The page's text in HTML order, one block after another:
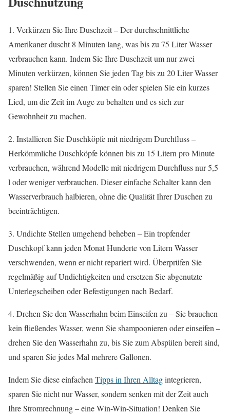
1. Verkürzen Sie Ihre Duschzeit – Der durchschnittliche
Amerikaner duscht 8 Minuten lang, was bis zu 75 Liter Wasser
verbrauchen kann. Indem Sie Ihre Duschzeit um nur zwei
Minuten verkürzen, können Sie jeden Tag bis zu 20 Liter Wasser
sparen! Stellen Sie einen Timer ein oder spielen Sie ein kurzes
Lied, um die Zeit im Auge zu behalten und es sich zur
Gewohnheit zu machen.
2. Installieren Sie Duschköpfe mit niedrigem Durchfluss –
Herkömmliche Duschköpfe können bis zu 15 Litern pro Minute
verbrauchen, während Modelle mit niedrigem Durchfluss nur 5,5
l oder weniger verbrauchen. Dieser einfache Schalter kann den
Wasserverbrauch halbieren, ohne die Qualität Ihrer Duschen zu
beeinträchtigen.
3. Undichte Stellen umgehend beheben – Ein tropfender
Duschkopf kann jeden Monat Hunderte von Litern Wasser
verschwenden, wenn er nicht repariert wird. Überprüfen Sie
regelmäßig auf Undichtigkeiten und ersetzen Sie abgenutzte
Unterlegscheiben oder Befestigungen nach Bedarf.
4. Drehen Sie den Wasserhahn beim Einseifen zu – Sie brauchen
kein fließendes Wasser, wenn Sie shampoonieren oder einseifen –
drehen Sie den Wasserhahn zu, bis Sie zum Abspülen bereit sind,
und sparen Sie jedes Mal mehrere Gallonen.
Indem Sie diese einfachenTipps in Ihren Alltagintegrieren,
sparen Sie nicht nur Wasser, sondern senken mit der Zeit auch
Ihre Stromrechnung – eine Win-Win-Situation! Denken Sie